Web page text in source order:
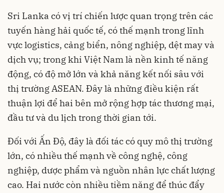
Sri Lanka có vị trí chiến lược quan trọng trên các
tuyến hàng hải quốc tế, có thế mạnh trong lĩnh
vực logistics, cảng biển, nông nghiệp, dệt may và
dịch vụ; trong khi Việt Nam là nền kinh tế năng
động, có độ mở lớn và khả năng kết nối sâu với
thị trường ASEAN. Đây là những điều kiện rất
thuận lợi để hai bên mở rộng hợp tác thương mại,
đầu tư và du lịch trong thời gian tới.
Đối với Ấn Độ, đây là đối tác có quy mô thị trường
lớn, có nhiều thế mạnh về công nghệ, công
nghiệp, dược phẩm và nguồn nhân lực chất lượng
cao. Hai nước còn nhiều tiềm năng để thúc đẩy